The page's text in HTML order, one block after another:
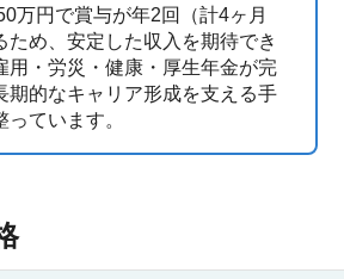
万円で賞与が年2回（計4ヶ月
ため、安定した収入を期待でき
用・労災・健康・厚生年金が完
期的なキャリア形成を支える手
ています。